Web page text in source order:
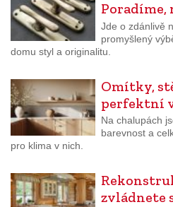
Poradíme,
Jde o zdánlivě
promyšlený
domu styl a originalitu.
Omítky,
perfektní
Na chalupách
barevnost a
pro klima v nich.
zvládnete